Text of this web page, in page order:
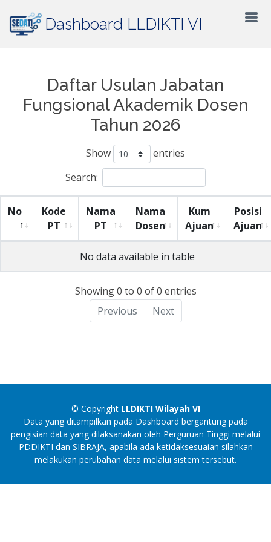
Dashboard LLDIKTI VI
Daftar Usulan Jabatan
Fungsional Akademik Dosen
Tahun 2026
Show
entries
Search:
No
Kode
PT
Nama
PT
Nama
Dosen
Kum
Ajuan
Posisi
Ajuan
No data available in table
Showing 0 to 0 of 0 entries
Previous
Next
© Copyright LLDIKTI Wilayah VI
Data yang ditampilkan pada Dashboard bergantung pada
pengisian data yang dilaksanakan oleh Perguruan Tinggi melalui
PDDIKTI dan SIBRAJA, apabila ada ketidaksesuaian silahkan
melakukan perubahan data melalui sistem tersebut.